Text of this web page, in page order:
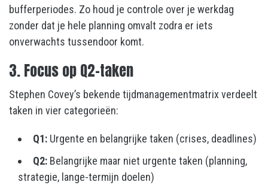
bufferperiodes. Zo houd je controle over je werkdag
zonder dat je hele planning omvalt zodra er iets
onverwachts tussendoor komt.
3. Focus op Q2-taken
Stephen Covey’s bekende tijdmanagementmatrix verdeelt
taken in vier categorieën:
Q1: Urgente en belangrijke taken (crises, deadlines)
Q2: Belangrijke maar niet urgente taken (planning,
strategie, lange-termijn doelen)